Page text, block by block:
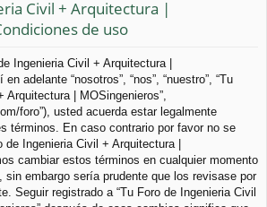
Civil + Arquitectura |
de uso
Ingenieria Civil + Arquitectura |
adelante “nosotros”, “nos”, “nuestro”, “Tu
| MOSingenieros”,
foro”), usted acuerda estar legalmente
términos. En caso contrario por favor no se
de Ingenieria Civil + Arquitectura |
cambiar estos términos en cualquier momento
embargo sería prudente que los revisase por
Seguir registrado a “Tu Foro de Ingenieria Civil